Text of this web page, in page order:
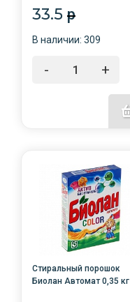
33.5 p
В наличии: 309
- +
Стиральный порошок
Биолан Автомат 0,35 кг